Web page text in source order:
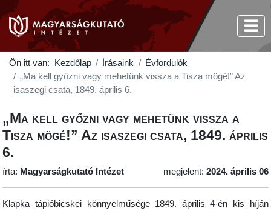
Ön itt van: Kezdőlap Írásaink
Évfordulók
„Ma kell győzni vagy mehetünk vissza a Tisza mögé!” Az
isaszegi csata, 1849. április 6.
„Ma kell győzni vagy mehetünk vissza a
Tisza mögé!” Az isaszegi csata, 1849. április
6.
írta: Magyarságkutató Intézet megjelent: 2024. április 06
Klapka tápióbicskei könnyelműsége 1849. április 4-én kis híján